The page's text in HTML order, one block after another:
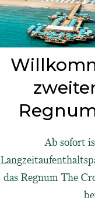
Ab sofort
das Regnum The